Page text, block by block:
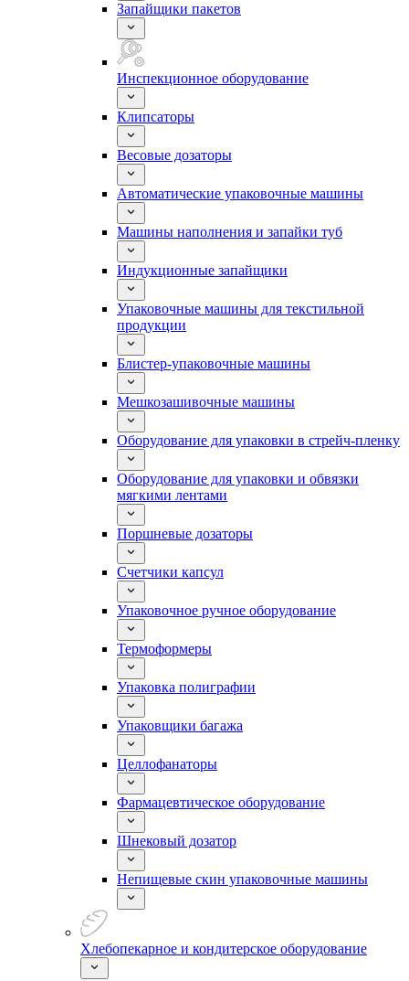
Запайщики пакетов
Инспекционное оборудование
Клипсаторы
Весовые дозаторы
Автоматические упаковочные машины
Машины наполнения и запайки туб
Индукционные запайщики
Упаковочные машины для текстильной
продукции
Блистер-упаковочные машины
Мешкозашивочные машины
Оборудование для упаковки в стрейч-пленку
Оборудование для упаковки и обвязки
мягкими лентами
Поршневые дозаторы
Счетчики капсул
Упаковочное ручное оборудование
Термоформеры
Упаковка полиграфии
Упаковщики багажа
Целлофанаторы
Фармацевтическое оборудование
Шнековый дозатор
Непищевые скин упаковочные машины
Хлебопекарное и кондитерское оборудование